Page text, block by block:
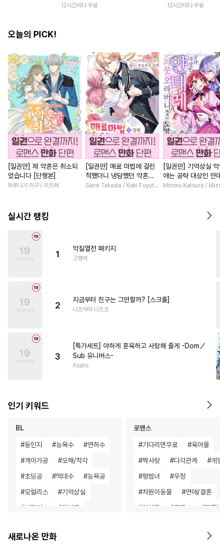
12시간마다 무료
12시간마다 무료
오늘의 PICK!
[일권만] 제 약혼은 취소되
었습니다 [단행본]
하루나기 리구 / 미즈메
[일권만] 매료 마법에 걸린
척했더니 냉담했던 약혼자
가 맹목적인 사랑꾼이 되었
Sane Takada / Koki Fuyutsuki
[일권만] 기억상실
애는 공략 대상인 얀
붓 오라버니에게서
Minoru Katsura /
실시간 랭킹
1
악질열전 패키지
고행석
2
지금부터 친구는 그만할까? [스크롤]
니츠야마 니츠코
3
[특가세트] 야하게 훈육하고 사랑해 줄게 -Dom／
Sub 유니버스-
Asato
인기 키워드
BL
#동인지 #능욕수 #연하수
#개아가공 #오해/착각
#초딩공 #떡대수 #능욕공
#모럴리스 #기억상실
# 시리어스 #연상공
#혐관 #삼각관계
로맨스
#기다리면무료 #육아물
#짝사랑 #다각관계 #게
#평범녀 #우정
#차원이동물 #연애/결혼
#영상화 #로맨스 #까칠
동거
새로나온 만화